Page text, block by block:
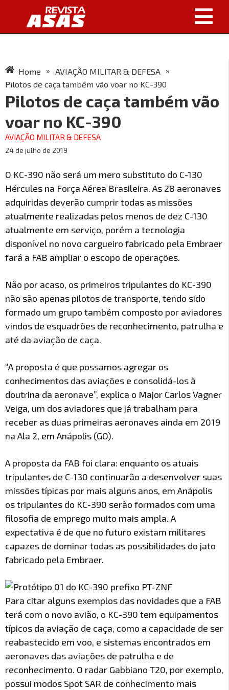
Home » AVIAÇÃO MILITAR & DEFESA »
Pilotos de caça também vão voar no KC-390
Pilotos de caça também vão
voar no KC-390
AVIAÇÃO MILITAR & DEFESA
24 de julho de 2019
O KC-390 não será um mero substituto do C-130
Hércules na Força Aérea Brasileira. As 28 aeronaves
adquiridas deverão cumprir todas as missões
atualmente realizadas pelos menos de dez C-130
atualmente em serviço, porém a tecnologia
disponível no novo cargueiro fabricado pela Embraer
fará a FAB ampliar o escopo de operações.
Não por acaso, os primeiros tripulantes do KC-390
não são apenas pilotos de transporte, tendo sido
formado um grupo também composto por aviadores
vindos de esquadrões de reconhecimento, patrulha e
até da aviação de caça.
“A proposta é que possamos agregar os
conhecimentos das aviações e consolidá-los à
doutrina da aeronave”, explica o Major Carlos Vagner
Veiga, um dos aviadores que já trabalham para
receber as duas primeiras aeronaves ainda em 2019
na Ala 2, em Anápolis (GO).
A proposta da FAB foi clara: enquanto os atuais
tripulantes de C-130 continuarão a desenvolver suas
missões típicas por mais alguns anos, em Anápolis
os tripulantes do KC-390 serão formados com uma
filosofia de emprego muito mais ampla. A
expectativa é de que no futuro existam militares
capazes de dominar todas as possibilidades do jato
fabricado pela Embraer.
Para citar alguns exemplos das novidades que a FAB
terá com o novo avião, o KC-390 tem equipamentos
típicos da aviação de caça, como a capacidade de ser
reabastecido em voo, e sistemas encontrados em
aeronaves das aviações de patrulha e de
reconhecimento. O radar Gabbiano T20, por exemplo,
possui modos Spot SAR de conhecimento mais